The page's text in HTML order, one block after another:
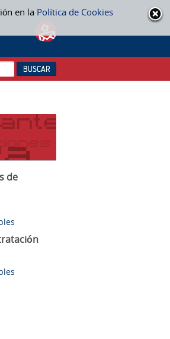
en la Política de Cookies
de